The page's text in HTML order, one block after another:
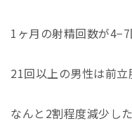
1 ヶ月の射精回数が4−7
21回以上の男性は前
なんと 2割程度減少し